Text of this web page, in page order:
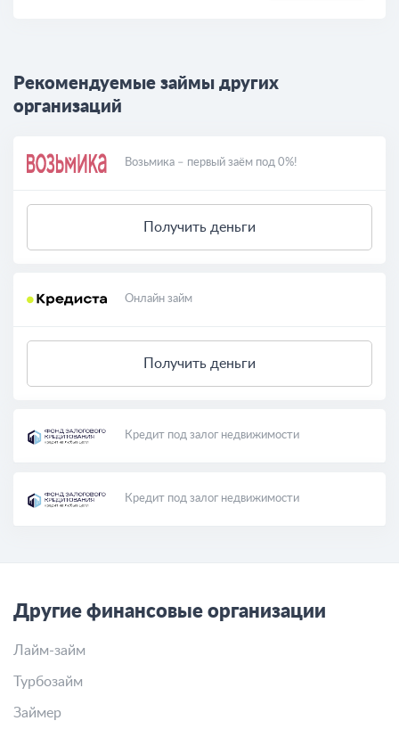
Рекомендуемые займы других
организаций
Возьмика – первый заём под 0%!
Получить деньги
Онлайн займ
Получить деньги
Кредит под залог недвижимости
Кредит под залог недвижимости
Другие финансовые организации
Лайм-займ
Турбозайм
Займер